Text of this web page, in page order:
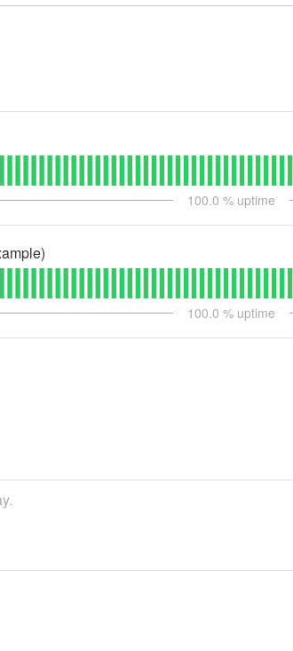
100.0 % uptime
100.0 % uptime